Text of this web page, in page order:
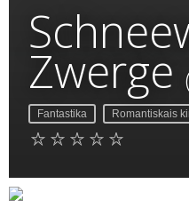
Zwerge
Fantastika Romantiskais